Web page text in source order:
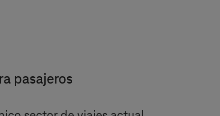
pasajeros